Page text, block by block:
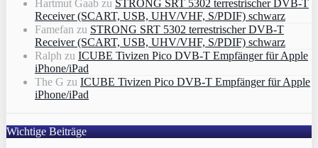
Hartmut Gaab zu STRONG SRT 5302 terrestrischer DVB-T
Receiver (SCART, USB, UHV/VHF, S/PDIF) schwarz
Famefan zu STRONG SRT 5302 terrestrischer DVB-T
Receiver (SCART, USB, UHV/VHF, S/PDIF) schwarz
Ralph zu ICUBE Tivizen Pico DVB-T Empfänger für Apple
iPhone/iPad
The G zu ICUBE Tivizen Pico DVB-T Empfänger für Apple
iPhone/iPad
Wichtige Beiträge